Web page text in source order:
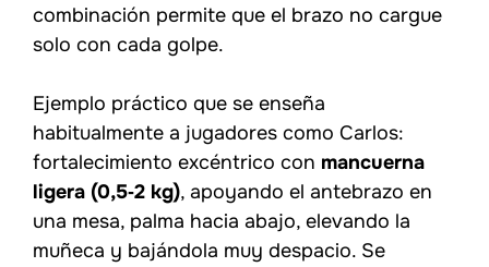
combinación permite que el brazo no cargue
solo con cada golpe.
Ejemplo práctico que se enseña
habitualmente a jugadores como Carlos:
fortalecimiento excéntrico con mancuerna
ligera (0,5‑2 kg), apoyando el antebrazo en
una mesa, palma hacia abajo, elevando la
muñeca y bajándola muy despacio. Se